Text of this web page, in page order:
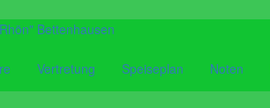
Bettenhausen
Vertretung Speiseplan Noten